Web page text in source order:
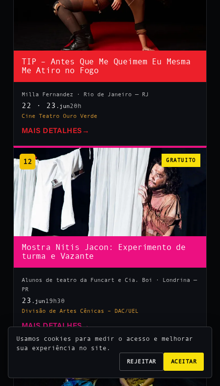
TIP – Antes Que Me Queimem Eu Mesma
Me Atiro no Fogo
Milla Fernandez · Rio de Janeiro — RJ
22 · 23 .jun20h
Cine Teatro Ouro Verde
MAIS DETALHES →
12 GRATUITO
Mostra Nitis Jacon: Experimento de
turma e Vazante
Alunos de teatro da Funcart e Cia. Boi · Londrina —
PR
23 .jun 19h30
Divisão de Artes Cênicas – DAC/UEL
MAIS DETALHES→
Usamos cookies para medir o acesso e melhorar
sua experiência no site.
REJEITAR ACEITAR